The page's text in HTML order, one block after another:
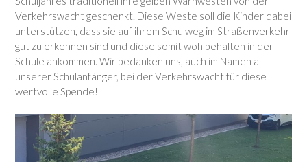
Verkehrswacht geschenkt. Diese Weste soll die Kinder dabei
unterstützen, dass sie auf ihrem Schulweg im Straßenverkehr
gut zu erkennen sind und diese somit wohlbehalten in der
Schule ankommen. Wir bedanken uns, auch im Namen all
unserer Schulanfänger, bei der Verkehrswacht für diese
wertvolle Spende!